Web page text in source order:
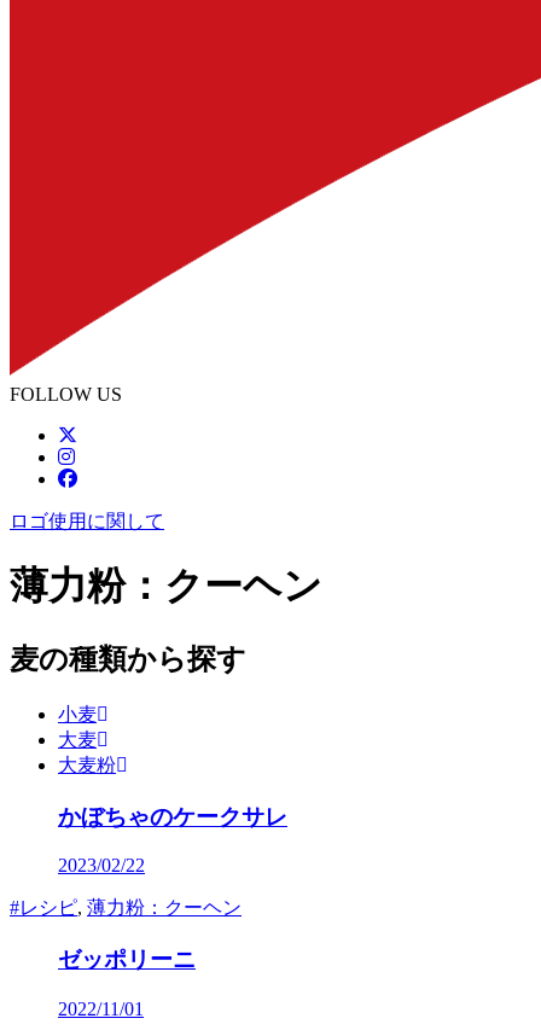
FOLLOW US
ロゴ使用に関して
薄力粉：クーヘン
麦の種類から探す
小麦
大麦
大麦粉
かぼちゃのケークサレ
2023/02/22
#レシピ, 薄力粉：クーヘン
ゼッポリーニ
2022/11/01